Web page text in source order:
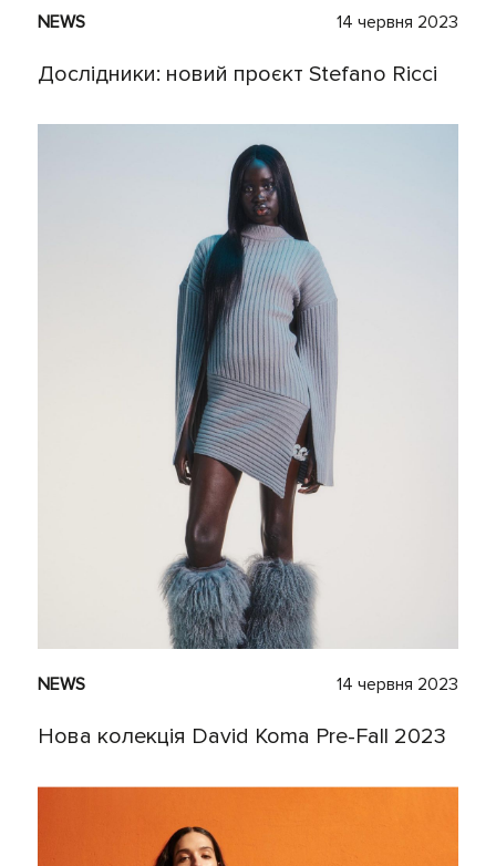
NEWS 14 червня 2023
Дослідники: новий проєкт Stefano Ricci
NEWS 14 червня 2023
Нова колекція David Koma Pre-Fall 2023